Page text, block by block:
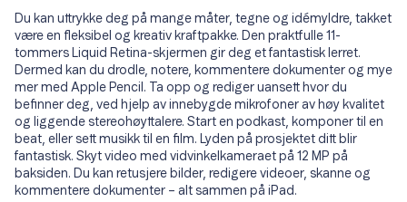
Du kan uttrykke deg på mange måter, tegne og idémyldre, takket
være en fleksibel og kreativ kraftpakke. Den praktfulle 11-
tommers Liquid Retina-skjermen gir deg et fantastisk lerret.
Dermed kan du drodle, notere, kommentere dokumenter og mye
mer med Apple Pencil. Ta opp og rediger uansett hvor du
befinner deg, ved hjelp av innebygde mikrofoner av høy kvalitet
og liggende stereohøyttalere. Start en podkast, komponer til en
beat, eller sett musikk til en film. Lyden på prosjektet ditt blir
fantastisk. Skyt video med vidvinkelkameraet på 12 MP på
baksiden. Du kan retusjere bilder, redigere videoer, skanne og
kommentere dokumenter – alt sammen på iPad.